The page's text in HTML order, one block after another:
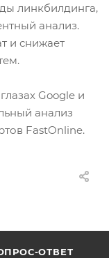
линкбилдинга,
анализ.
и снижает
Google и
анализ
FastOnline.
ОТВЕТ